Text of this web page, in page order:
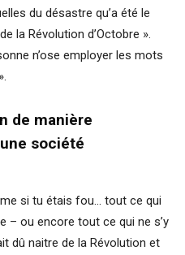
du désastre qu’a été le
la Révolution d’Octobre ».
n’ose employer les mots
de manière
société
si tu étais fou… tout ce qui
– ou encore tout ce qui ne s’y
dû naitre de la Révolution et